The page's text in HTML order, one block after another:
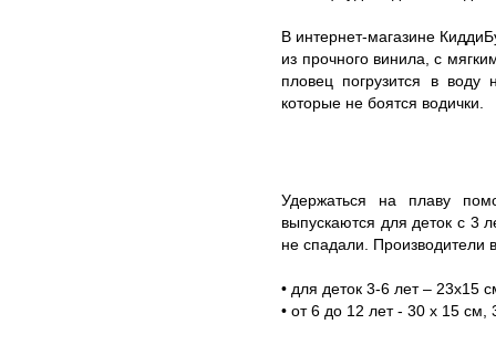
В интернет-магазине
из прочного винила, с
пловец погрузится в воду
которые не боятся водички.
Удержаться на плаву
выпускаются для деток с 3
не спадали. Производители
• для деток 3-6 лет – 23x15
• от 6 до 12 лет - 30 x 15 см,